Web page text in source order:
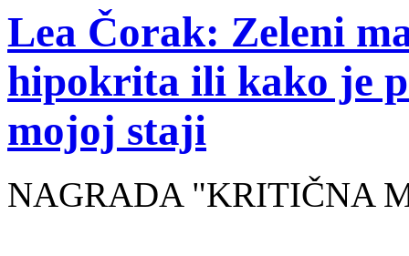
Lea Čorak: Zeleni
hipokrita ili kako je
mojoj staji
NAGRADA "KRITIČNA